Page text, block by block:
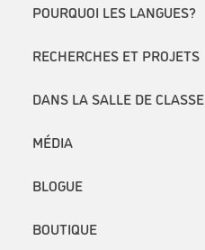
POURQUOI LES LANGUES?
RECHERCHES ET PROJETS
DANS LA SALLE DE CLASSE
MÉDIA
BLOGUE
BOUTIQUE